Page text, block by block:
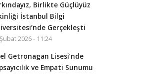
Birlikte Güçlüyüz
İstanbul Bilgi
Gerçekleşti
2026 - 11:24
Getronagan Lisesi’nde
ve Empati Sunumu